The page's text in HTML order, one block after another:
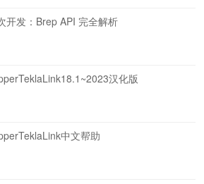
开发：Brep API 完全解析
汉化版
中文帮助